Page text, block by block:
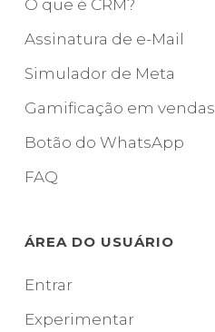
O que é CRM?
Assinatura de e-Mail
Simulador de Meta
Gamificação em vendas
Botão do WhatsApp
FAQ
ÁREA DO USUÁRIO
Entrar
Experimentar